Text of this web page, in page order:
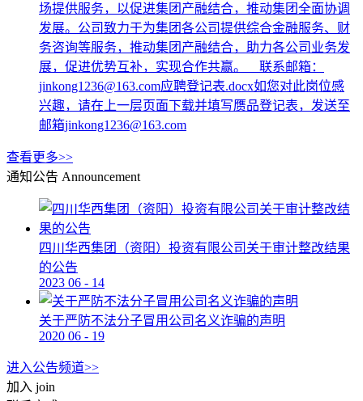
场提供服务，以促进集团产融结合，推动集团全面协调
发展。公司致力于为集团各公司提供综合金融服务、财
务咨询等服务，推动集团产融结合，助力各公司业务发
展，促进优势互补，实现合作共赢。 联系邮箱：
jinkong1236@163.com应聘登记表.docx如您对此岗位感
兴趣，请在上一层页面下载并填写赝品登记表，发送至
邮箱jinkong1236@163.com
查看更多>>
通知公告 Announcement
四川华西集团（资阳）投资有限公司关于审计整改结果
的公告
2023 06 - 14
关于严防不法分子冒用公司名义诈骗的声明
2020 06 - 19
进入公告频道>>
加入 join